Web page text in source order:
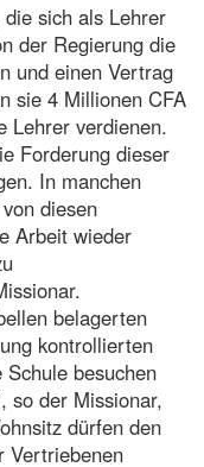
sich als Lehrer
der Regierung die
und einen Vertrag
sie 4 Millionen CFA
Lehrer verdienen.
Forderung dieser
In manchen
diesen
Arbeit wieder
belagerten
kontrollierten
besuchen
so der Missionar,
dürfen den
Vertriebenen